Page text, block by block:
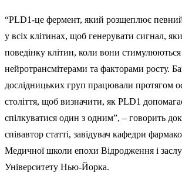
“PLD1-це фермент, який розщеплює
у всіх клітинах, щоб генерувати сигнал,
поведінку клітин, коли вони
нейротрансмітерами та факторами росту.
дослідницьких груп працювали протягом
століття, щоб визначити, як PLD1
спілкуватися один з одним”, – говорить
співавтор статті, завідувач кафедри
Медичної школи епохи Відродження і
Університету Нью-Йорка.